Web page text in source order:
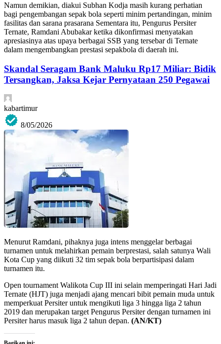
Namun demikian, diakui Subhan Kodja masih kurang perhatian
bagi pengembangan sepak bola seperti minim pertandingan, minim
fasilitas dan sarana prasarana Sementara itu, Pengurus Persiter
Ternate, Ramdani Abubakar ketika dikonfirmasi menyatakan
apresiasinya atas upaya berbagai SSB yang tersebar di Ternate
dalam mengembangkan prestasi sepakbola di daerah ini.
Skandal Seragam Bank Maluku Rp17 Miliar: Bidik
Tersangkan, Jaksa Kejar Pernyataan 250 Pegawai
kabartimur
8/05/2026
Menurut Ramdani, pihaknya juga intens menggelar berbagai
turnamen untuk melahirkan pemain berprestasi, salah satunya Wali
Kota Cup yang diikuti 32 tim sepak bola berpartisipasi dalam
turnamen itu.
Open tournament Walikota Cup III ini selain memperingati Hari Jadi
Ternate (HJT) juga menjadi ajang mencari bibit pemain muda untuk
memperkuat Persiter untuk mengikuti liga 3 hingga liga 2 tahun
2019 dan merupakan target Pengurus Persiter dengan turnamen ini
Persiter harus masuk liga 2 tahun depan. (AN/KT)